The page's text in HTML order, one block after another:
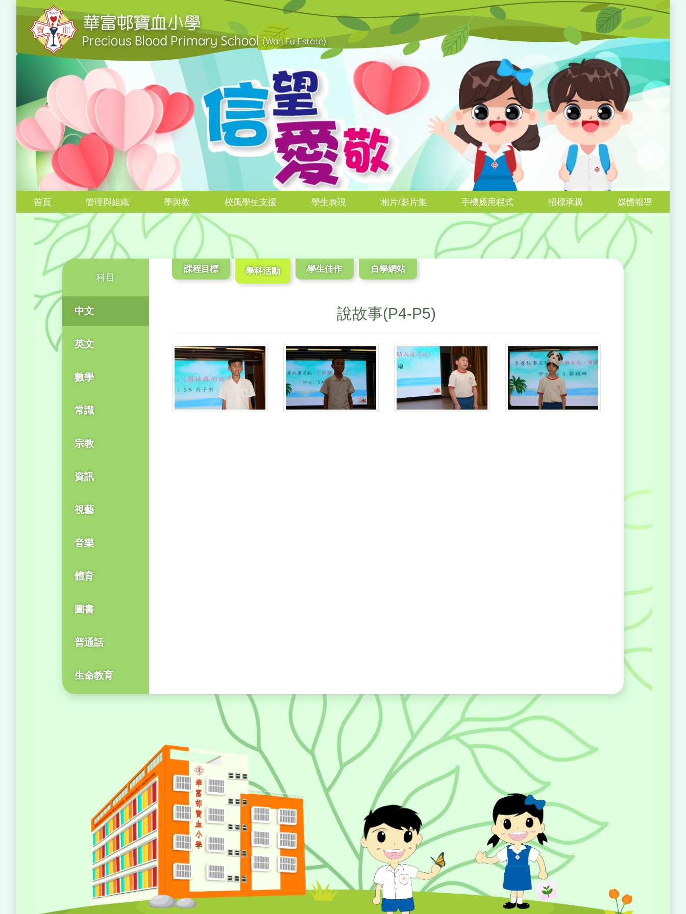
首頁 管理與組織 學與教 校風學生支援 學生表現 相片/影片集 手機應用程式 招標承購 媒體報導
科目
中文
英文
數學
常識
宗教
資訊
視藝
音樂
體育
圖書
普通話
生命教育
課程目標 學科活動 學生佳作 自學網站
說故事(P4-P5)